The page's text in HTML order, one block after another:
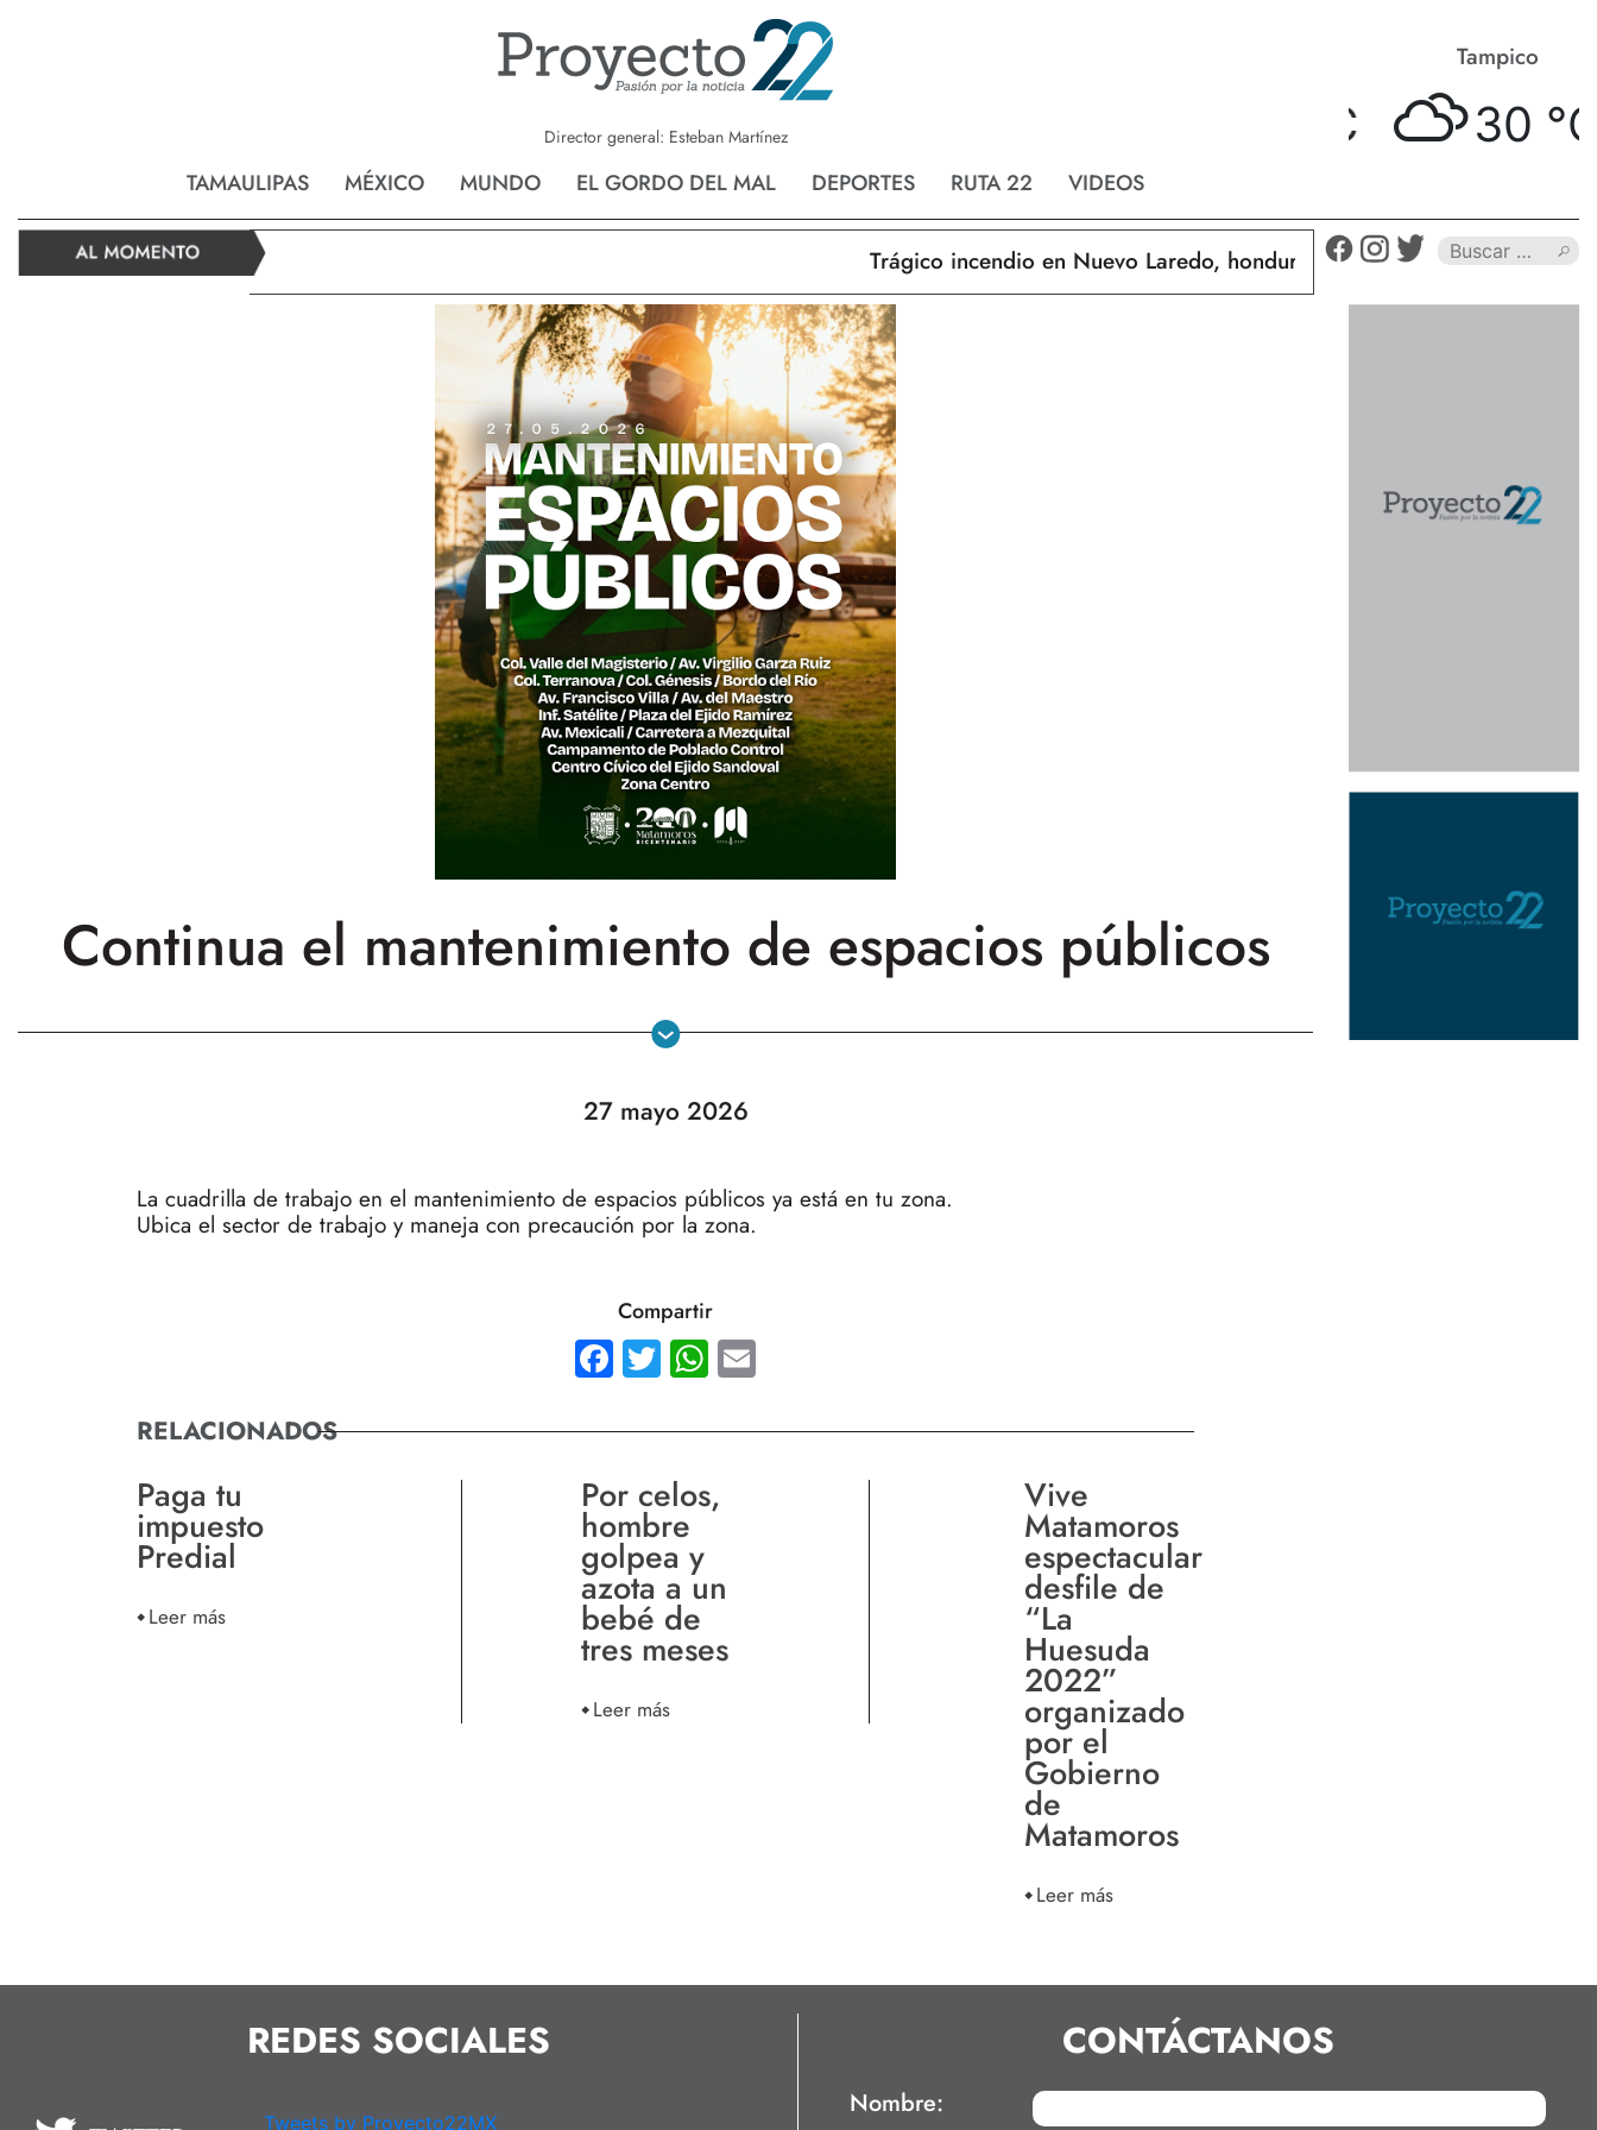
Director general: Esteban Martínez
TAMAULIPAS MÉXICO MUNDO EL GORDO DEL MAL DEPORTES RUTA 22 VIDEOS
Reynosa Nvo. Laredo Tampico
30 ° C
Trágico incendio en Nuevo Laredo, hondureño muere calcinado
Continua el mantenimiento de espacios públicos
27 mayo 2026
La cuadrilla de trabajo en el mantenimiento de espacios públicos ya está en tu zona.
Ubica el sector de trabajo y maneja con precaución por la zona.
Compartir
Facebook
TwitterWhatsApp
RELACIONADOS
Paga tu
impuesto
Predial
Leer más
Por celos,
hombre
golpea y
azota a un
bebé de
tres meses
Leer más
Vive
Matamoros
espectacular
desfile de
“La
Huesuda
2022”
organizado
por el
Gobierno
de
Matamoros
Leer más
REDES SOCIALES
Tweets by Proyecto22MX
CONTÁCTANOS
Nombre: